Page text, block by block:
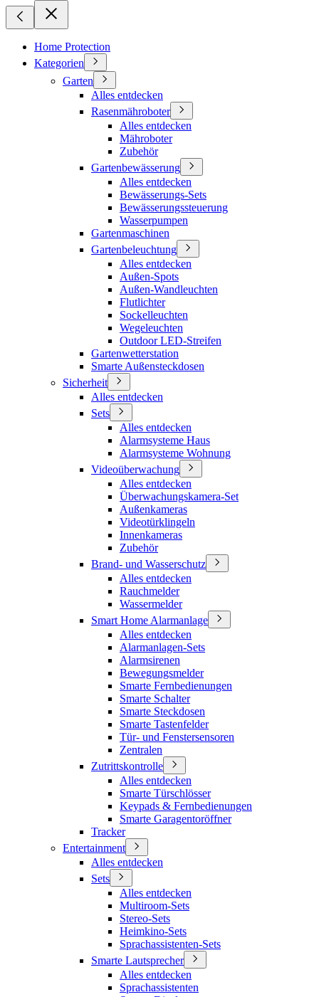
Home Protection
Kategorien
Garten
Alles entdecken
Rasenmähroboter
Alles entdecken
Mähroboter
Zubehör
Gartenbewässerung
Alles entdecken
Bewässerungs-Sets
Bewässerungssteuerung
Wasserpumpen
Gartenmaschinen
Gartenbeleuchtung
Alles entdecken
Außen-Spots
Außen-Wandleuchten
Flutlichter
Sockelleuchten
Wegeleuchten
Outdoor LED-Streifen
Gartenwetterstation
Smarte Außensteckdosen
Sicherheit
Alles entdecken
Sets
Alles entdecken
Alarmsysteme Haus
Alarmsysteme Wohnung
Videoüberwachung
Alles entdecken
Überwachungskamera-Set
Außenkameras
Videotürklingeln
Innenkameras
Zubehör
Brand- und Wasserschutz
Alles entdecken
Rauchmelder
Wassermelder
Smart Home Alarmanlage
Alles entdecken
Alarmanlagen-Sets
Alarmsirenen
Bewegungsmelder
Smarte Fernbedienungen
Smarte Schalter
Smarte Steckdosen
Smarte Tastenfelder
Tür- und Fenstersensoren
Zentralen
Zutrittskontrolle
Alles entdecken
Smarte Türschlösser
Keypads & Fernbedienungen
Smarte Garagentoröffner
Tracker
Entertainment
Alles entdecken
Sets
Alles entdecken
Multiroom-Sets
Stereo-Sets
Heimkino-Sets
Sprachassistenten-Sets
Smarte Lautsprecher
Alles entdecken
Sprachassistenten